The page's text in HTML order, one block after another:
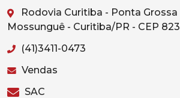
Rodovia Curitiba - Ponta Grossa
Mossunguê - Curitiba/PR - CEP
(41)3411-0473
Vendas
SAC